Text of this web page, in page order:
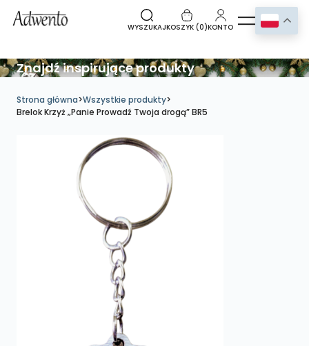
WYSZUKAJKOSZYK (0)KONTO
Znajdź inspirujące produkty
Strona główna>Wszystkie produkty>
Brelok Krzyż „Panie Prowadź Twoja drogą” BR5